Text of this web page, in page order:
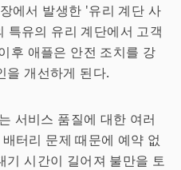
에서 발생한 '유리 계단 사
특유의 유리 계단에서 고객
후 애플은 안전 조치를 강
을 개선하게 된다.
서비스 품질에 대한 여러
터리 문제 때문에 예약 없
기 시간이 길어져 불만을 토